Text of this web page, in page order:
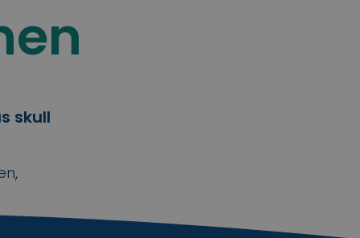
skull
,